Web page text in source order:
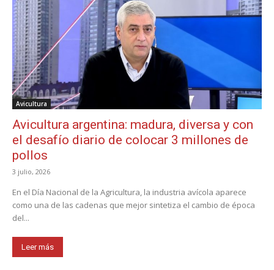
Avicultura
Avicultura argentina: madura, diversa y con
el desafío diario de colocar 3 millones de
pollos
3 julio, 2026
En el Día Nacional de la Agricultura, la industria avícola aparece
como una de las cadenas que mejor sintetiza el cambio de época
del...
Leer más